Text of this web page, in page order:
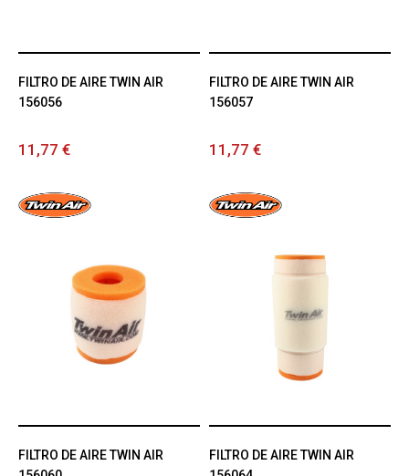
FILTRO DE AIRE TWIN AIR
156056
11,77 €
FILTRO DE AIRE TWIN AIR
156057
11,77 €
FILTRO DE AIRE TWIN AIR
FILTRO DE AIRE TWIN AIR